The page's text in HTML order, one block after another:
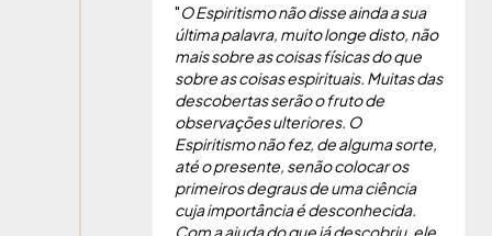
"O Espiritismo não disse ainda a sua
última palavra, muito longe disto, não
mais sobre as coisas físicas do que
sobre as coisas espirituais. Muitas das
descobertas serão o fruto de
observações ulteriores. O
Espiritismo não fez, de alguma sorte,
até o presente, senão colocar os
primeiros degraus de uma ciência
cuja importância é desconhecida.
Com a ajuda do que já descobriu, ele